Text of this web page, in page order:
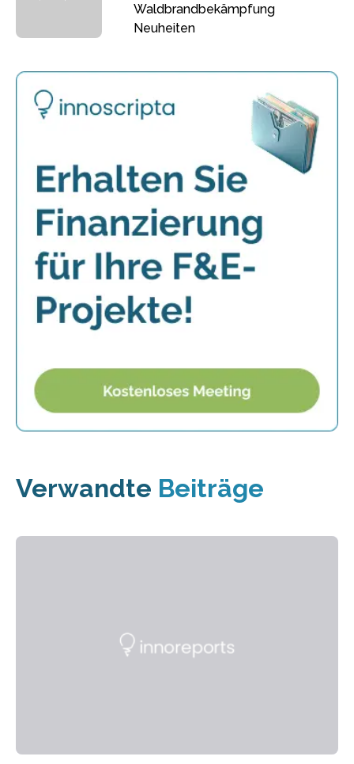
Waldbrandbekämpfung
Neuheiten
Verwandte Beiträge